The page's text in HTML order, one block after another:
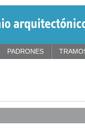
PADRONES